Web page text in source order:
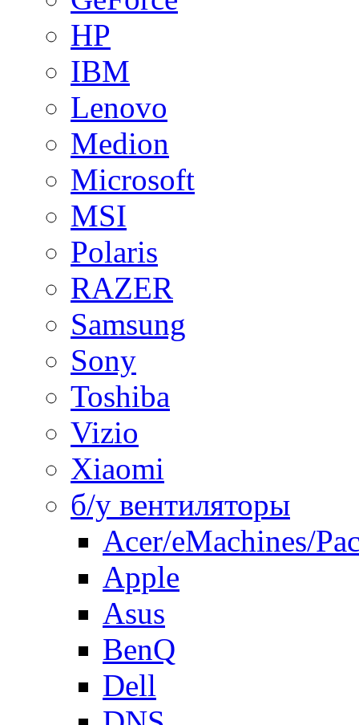
HP
IBM
Lenovo
Medion
Microsoft
MSI
Polaris
RAZER
Samsung
Sony
Toshiba
Vizio
Xiaomi
б/у вентиляторы
Acer/eMachines/
Apple
Asus
BenQ
Dell